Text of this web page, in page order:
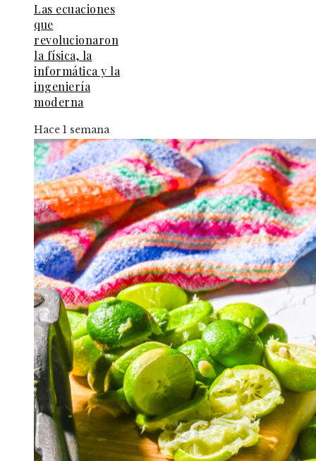
Las ecuaciones
que
revolucionaron
la física, la
informática y la
ingeniería
moderna
Hace 1 semana